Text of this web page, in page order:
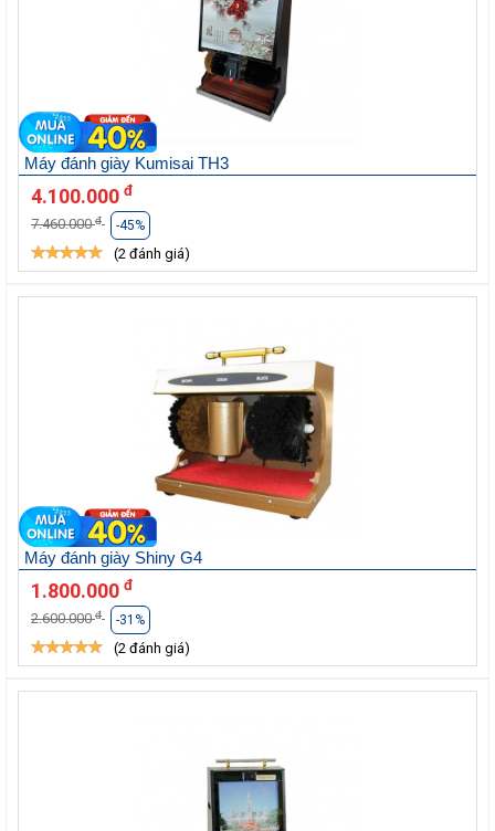
Máy đánh giày Kumisai TH3
4.100.000 đ
7.460.000đ -45%
(2 đánh giá)
Máy đánh giày Shiny G4
1.800.000 đ
2.600.000đ -31%
(2 đánh giá)